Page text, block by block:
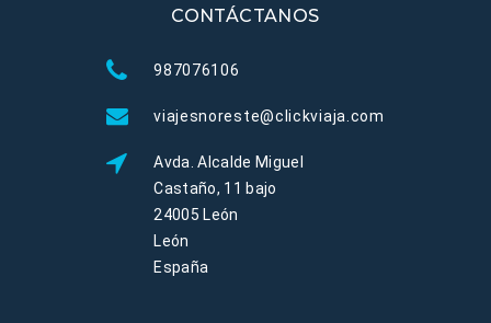
CONTÁCTANOS
987076106
viajesnoreste@clickviaja.com
Avda. Alcalde Miguel
Castaño, 11 bajo
24005 León
León
España